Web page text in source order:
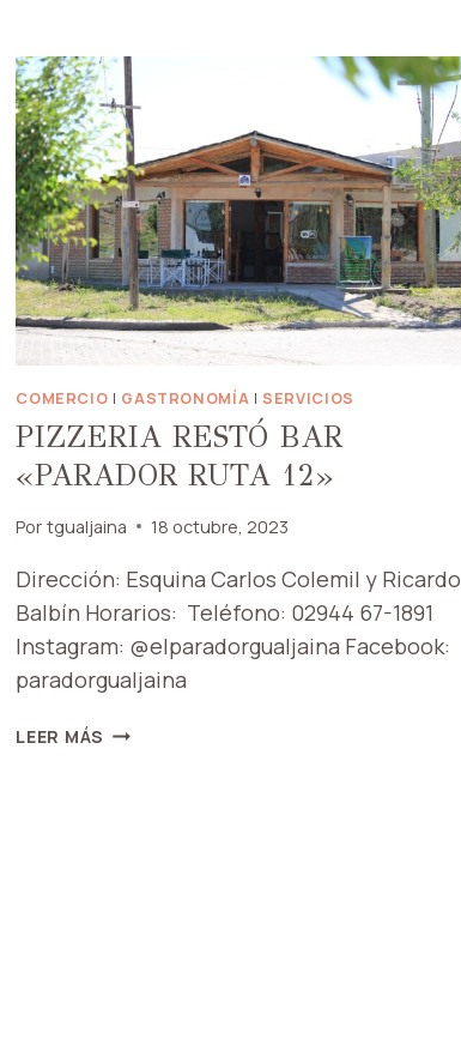
COMERCIO | GASTRONOMÍA |SERVICIOS
PIZZERIA RESTÓ BAR
«PARADOR RUTA 12»
Por tgualjaina 18 octubre, 2023
Dirección: Esquina Carlos Colemil y Ricardo
Balbín Horarios: Teléfono: 02944 67-1891
Instagram: @elparadorgualjaina Facebook:
paradorgualjaina
LEER MÁS PIZZERIA